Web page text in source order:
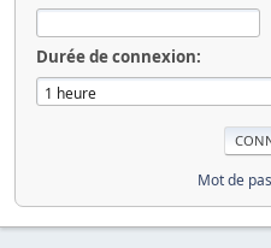
Durée de connexion:
Mot de